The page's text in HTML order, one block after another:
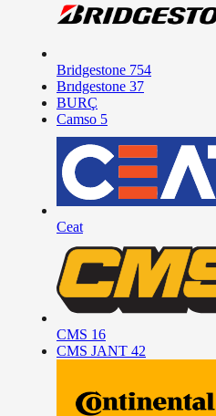
Bridgestone 754
Brıdgestone 37
BURÇ
Camso 5
Ceat
CMS 16
CMS JANT 42